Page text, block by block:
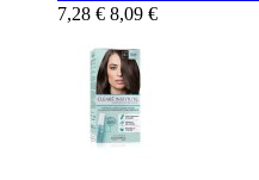
7,28 € 8,09 €